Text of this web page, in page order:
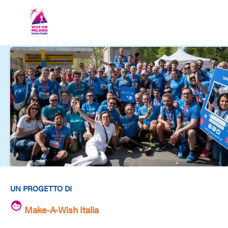
UN PROGETTO DI
Make-A-Wish Italia